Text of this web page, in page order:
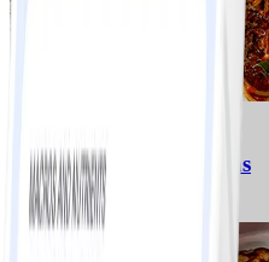
Spagetti med köttfärssås
Lätt10 MIN